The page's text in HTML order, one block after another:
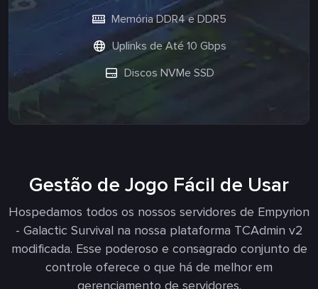
Memória DDR4 e DDR5
Uplinks de Até 10 Gbps
Discos NVMe SSD
Gestão de Jogo Fácil de Usar
Hospedamos todos os nossos servidores de Empyrion
- Galactic Survival na nossa plataforma TCAdmin v2
modificada. Esse poderoso e consagrado conjunto de
controle oferece o que há de melhor em
gerenciamento de servidores.